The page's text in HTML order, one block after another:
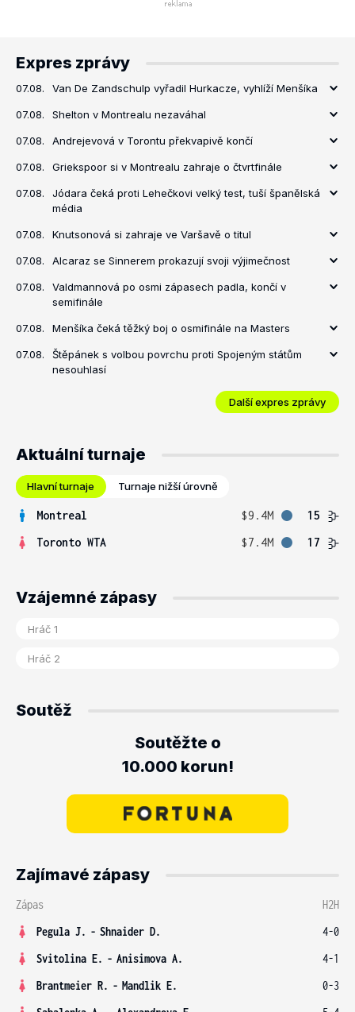
Expres zprávy
07.08. Van De Zandschulp vyřadil Hurkacze, vyhlíží Menšíka
07.08. Shelton v Montrealu nezaváhal
07.08. Andrejevová v Torontu překvapivě končí
07.08. Griekspoor si v Montrealu zahraje o čtvrtfinále
07.08.
Jódara čeká proti Lehečkovi velký test, tuší španělská
média
07.08. Knutsonová si zahraje ve Varšavě o titul
07.08. Alcaraz se Sinnerem prokazují svoji výjimečnost
07.08.
Valdmannová po osmi zápasech padla, končí v
semifinále
07.08. Menšíka čeká těžký boj o osmifinále na Masters
07.08.
Štěpánek s volbou povrchu proti Spojeným státům
nesouhlasí
Další expres zprávy
Aktuální turnaje
Hlavní turnaje Turnaje nižší úrovně
Montreal $9.4M
15
Toronto WTA
$7.4M 17
Vzájemné zápasy
Soutěž
Soutěžte o
10.000 korun!
Zajímavé zápasy
Zápas
H2H
Pegula J. - Shnaider D.
4-0
Svitolina E. - Anisimova A.
4-1
Brantmeier R. - Mandlik E.
0-3